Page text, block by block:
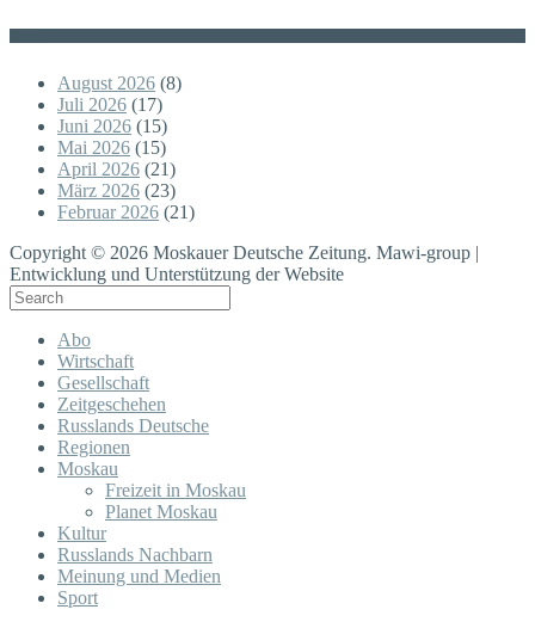
August 2026 (8)
Juli 2026 (17)
Juni 2026 (15)
Mai 2026 (15)
April 2026 (21)
März 2026 (23)
Februar 2026 (21)
Copyright © 2026 Moskauer Deutsche Zeitung. Mawi-group |
Entwicklung und Unterstützung der Website
Abo
Wirtschaft
Gesellschaft
Zeitgeschehen
Russlands Deutsche
Regionen
Moskau
Freizeit in Moskau
Planet Moskau
Kultur
Russlands Nachbarn
Meinung und Medien
Sport